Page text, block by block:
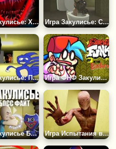
Игра Закулисье: Хаги Ваги Раннер Игра Закулисье: Скибиди Побег
Игра Закулисье: Побег от Некстботов Игра ФНФ Закулисье
Игра Закулисье Босс Файт Игра Испытания в Закулисье